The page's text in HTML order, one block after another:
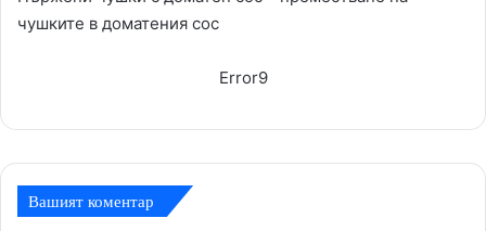
чушките в доматения сос
Error9
Вашият коментар